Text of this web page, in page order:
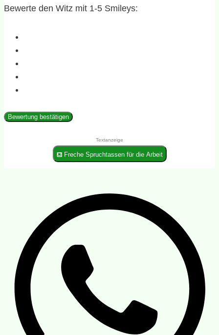
Bewerte den Witz mit 1-5 Smileys:
Bewertung bestätigen
Textanzeige
⛾ Freche Spruchtassen für die Arbeit